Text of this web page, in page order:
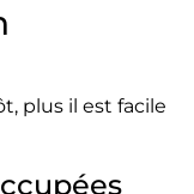
plus il est facile